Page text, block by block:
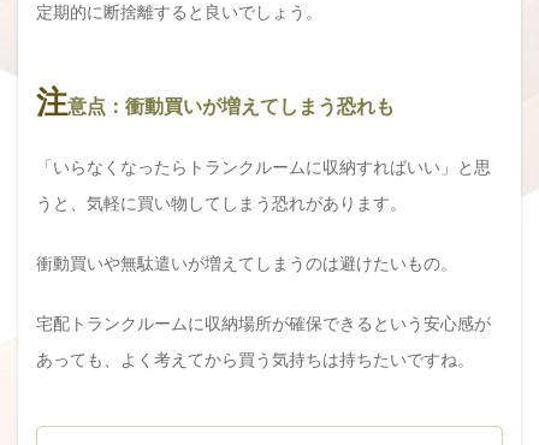
定期的に断捨離すると良いでしょう。
注意点：衝動買いが増えてしまう恐れも
「いらなくなったらトランクルームに収納すればいい」と思
うと、気軽に買い物してしまう恐れがあります。
衝動買いや無駄遣いが増えてしまうのは避けたいもの。
宅配トランクルームに収納場所が確保できるという安心感が
あっても、よく考えてから買う気持ちは持ちたいですね。